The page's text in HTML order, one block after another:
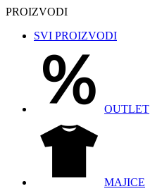
PROIZVODI
SVI PROIZVODI
OUTLET
MAJICE